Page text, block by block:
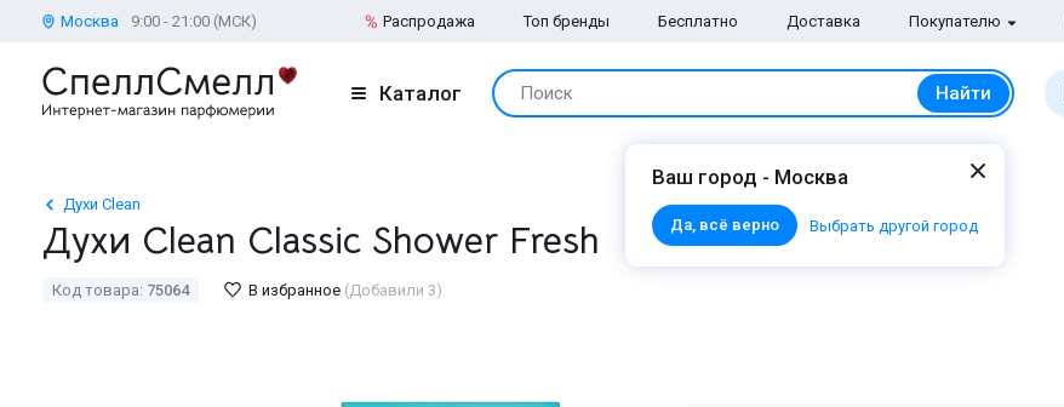
Москва 9:00 - 21:00 (МСК) Распродажа Топ бренды Бесплатно Доставка Покупателю
Каталог Поиск Найти
Ваш город - Москва
Да, всё верно Выбрать другой город
Духи Clean
Духи Clean Classic Shower Fresh
Код товара: 75064 В избранное (Добавили 3)